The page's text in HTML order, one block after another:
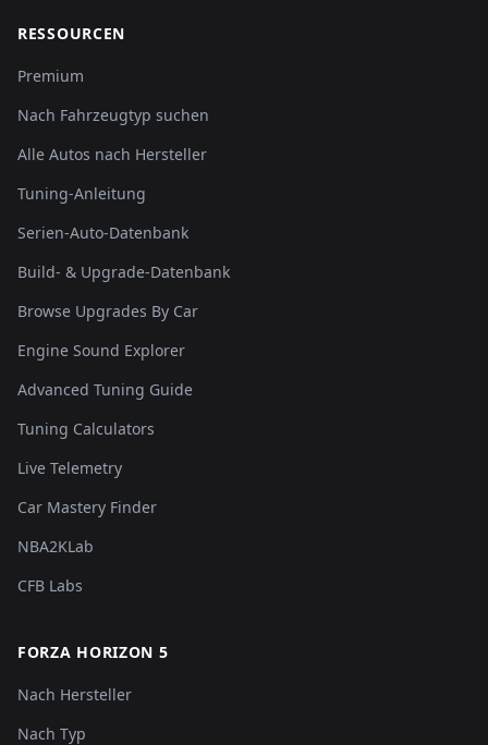
RESSOURCEN
Premium
Nach Fahrzeugtyp suchen
Alle Autos nach Hersteller
Tuning-Anleitung
Serien-Auto-Datenbank
Build- & Upgrade-Datenbank
Browse Upgrades By Car
Engine Sound Explorer
Advanced Tuning Guide
Tuning Calculators
Live Telemetry
Car Mastery Finder
NBA2KLab
CFB Labs
FORZA HORIZON 5
Nach Hersteller
Nach Typ